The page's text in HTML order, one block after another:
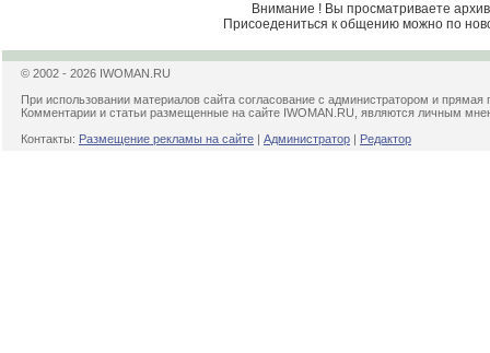
Внимание ! Вы просматриваете
Присоедениться к общению можно по
© 2002 - 2026 IWOMAN.RU
При использовании материалов сайта согласование с администратором и прямая
Комментарии и статьи размещенные на сайте IWOMAN.RU, являются личным
Контакты: Размещение рекламы на сайте | Администратор | Редактор